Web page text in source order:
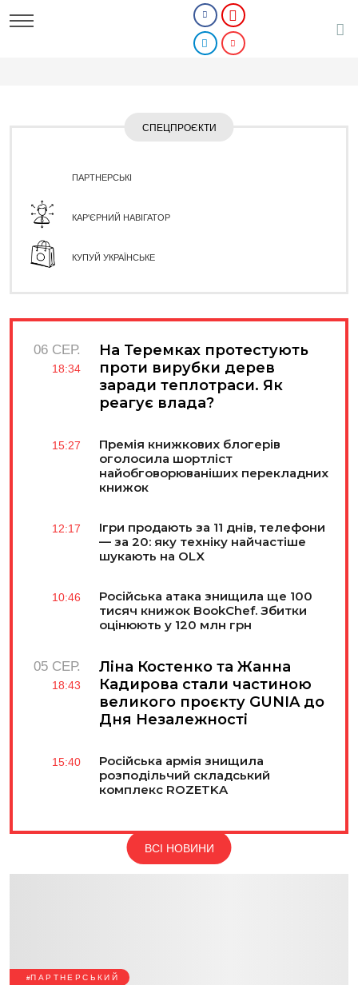
СПЕЦПРОЄКТИ
ПАРТНЕРСЬКІ
КАР'ЄРНИЙ НАВІГАТОР
КУПУЙ УКРАЇНСЬКЕ
06 СЕР.
18:34
На Теремках протестують
проти вирубки дерев
заради теплотраси. Як
реагує влада?
15:27
Премія книжкових блогерів
оголосила шортліст
найобговорюваніших перекладних
книжок
12:17
Ігри продають за 11 днів, телефони
— за 20: яку техніку найчастіше
шукають на OLX
10:46
Російська атака знищила ще 100
тисяч книжок BookChef. Збитки
оцінюють у 120 млн грн
05 СЕР.
18:43
Ліна Костенко та Жанна
Кадирова стали частиною
великого проєкту GUNIA до
Дня Незалежності
15:40
Російська армія знищила
розподільчий складський
комплекс ROZETKA
ВСІ НОВИНИ
ПАРТНЕРСЬКИЙ